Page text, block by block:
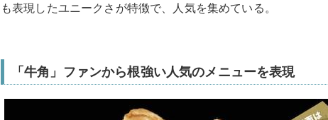
も表現したユニークさが特徴で、人気を集めている。
「牛角」ファンから根強い人気のメニューを表現